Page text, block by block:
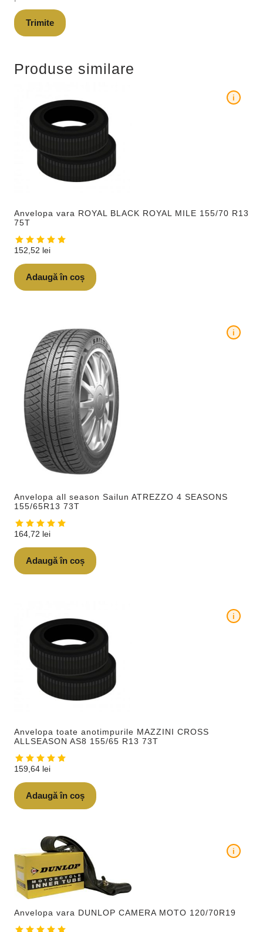
Produse similare
Anvelopa vara ROYAL BLACK ROYAL MILE 155/70 R13
75T
i
152,52 lei
Adaugă în coș
Anvelopa all season Sailun ATREZZO 4 SEASONS
155/65R13 73T
i
164,72 lei
Adaugă în coș
Anvelopa toate anotimpurile MAZZINI CROSS
ALLSEASON AS8 155/65 R13 73T
i
159,64 lei
Adaugă în coș
Anvelopa vara DUNLOP CAMERA MOTO 120/70R19
i